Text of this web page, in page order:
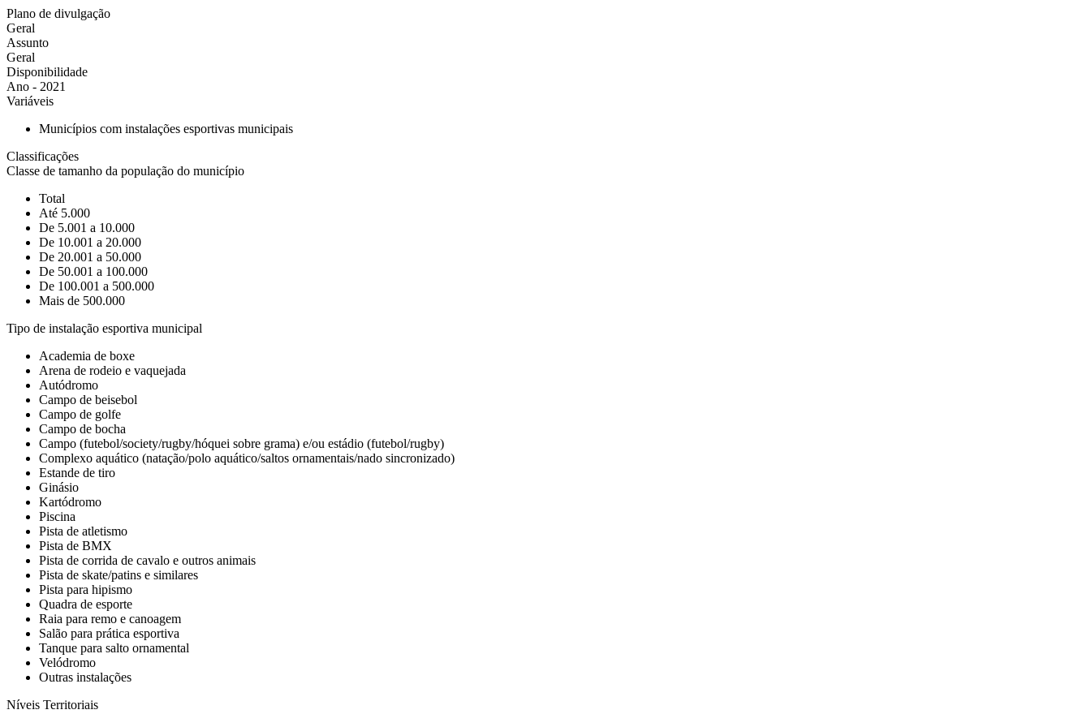
Plano de divulgação
Geral
Assunto
Geral
Disponibilidade
Ano - 2021
Variáveis
Municípios com instalações esportivas municipais
Classificações
Classe de tamanho da população do município
Total
Até 5.000
De 5.001 a 10.000
De 10.001 a 20.000
De 20.001 a 50.000
De 50.001 a 100.000
De 100.001 a 500.000
Mais de 500.000
Tipo de instalação esportiva municipal
Academia de boxe
Arena de rodeio e vaquejada
Autódromo
Campo de beisebol
Campo de golfe
Campo de bocha
Campo (futebol/society/rugby/hóquei sobre grama) e/ou estádio (futebol/rugby)
Complexo aquático (natação/polo aquático/saltos ornamentais/nado sincronizado)
Estande de tiro
Ginásio
Kartódromo
Piscina
Pista de atletismo
Pista de BMX
Pista de corrida de cavalo e outros animais
Pista de skate/patins e similares
Pista para hipismo
Quadra de esporte
Raia para remo e canoagem
Salão para prática esportiva
Tanque para salto ornamental
Velódromo
Outras instalações
Níveis Territoriais